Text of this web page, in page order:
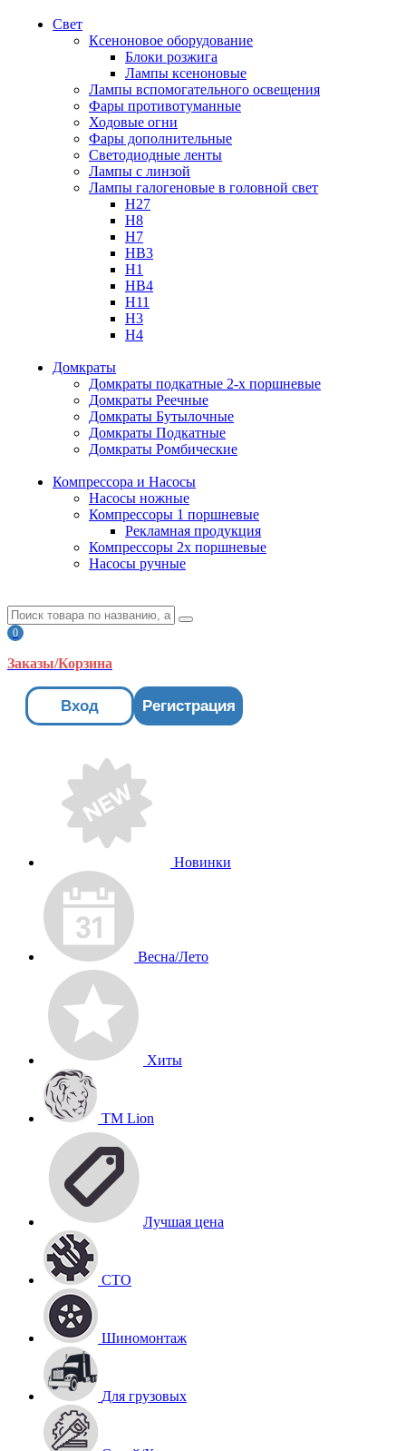
Свет
Ксеноновое оборудование
Блоки розжига
Лампы ксеноновые
Лампы вспомогательного освещения
Фары противотуманные
Ходовые огни
Фары дополнительные
Светодиодные ленты
Лампы с линзой
Лампы галогеновые в головной свет
H27
H8
H7
HB3
H1
HB4
H11
H3
H4
Домкраты
Домкраты подкатные 2-х поршневые
Домкраты Реечные
Домкраты Бутылочные
Домкраты Подкатные
Домкраты Ромбические
Компрессора и Насосы
Насосы ножные
Компрессоры 1 поршневые
Рекламная продукция
Компрессоры 2х поршневые
Насосы ручные
0
Заказы/Корзина
Вход Регистрация
Новинки
Весна/Лето
Хиты
TM Lion
Лучшая цена
СТО
Шиномонтаж
Для грузовых